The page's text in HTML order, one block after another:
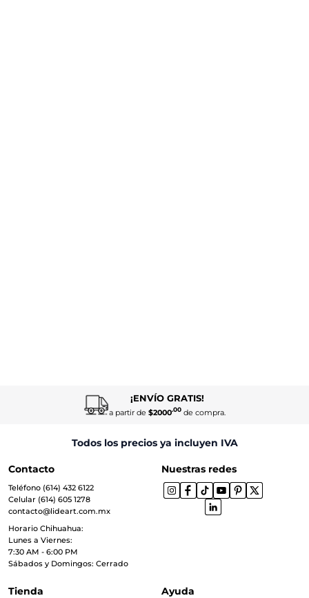
¡ENVÍO GRATIS!
a partir de $2000.00de compra.
Todos los precios ya incluyen IVA
Contacto
Teléfono (614) 432 6122
Celular (614) 605 1278
contacto@lideart.com.mx
Horario Chihuahua:
Lunes a Viernes:
7:30 AM - 6:00 PM
Sábados y Domingos: Cerrado
Nuestras redes
Tienda Ayuda